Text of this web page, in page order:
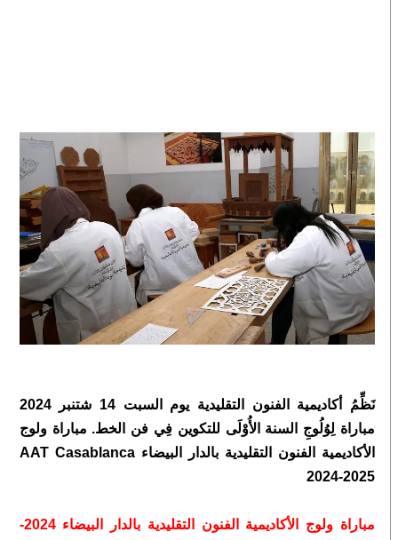
نَظِّمُ أكاديمية الفنون التقليدية يوم السبت 14 شتنبر 2024
مباراة لِوُلُوجِ السنة الأُوْلَى للتكوين فِي فن الخط. مباراة ولوج
الأكاديمية الفنون التقليدية بالدار البيضاء AAT Casablanca
2024-2025
مباراة ولوج الأكاديمية الفنون التقليدية بالدار البيضاء 2024-